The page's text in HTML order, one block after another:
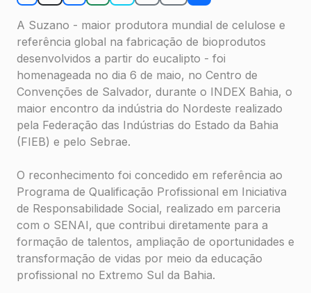
A Suzano - maior produtora mundial de celulose e
referência global na fabricação de bioprodutos
desenvolvidos a partir do eucalipto - foi
homenageada no dia 6 de maio, no Centro de
Convenções de Salvador, durante o INDEX Bahia, o
maior encontro da indústria do Nordeste realizado
pela Federação das Indústrias do Estado da Bahia
(FIEB) e pelo Sebrae.
O reconhecimento foi concedido em referência ao
Programa de Qualificação Profissional em Iniciativa
de Responsabilidade Social, realizado em parceria
com o SENAI, que contribui diretamente para a
formação de talentos, ampliação de oportunidades e
transformação de vidas por meio da educação
profissional no Extremo Sul da Bahia.